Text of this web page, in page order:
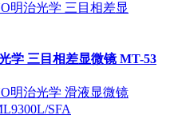
学 三目相差显微镜 MT-53